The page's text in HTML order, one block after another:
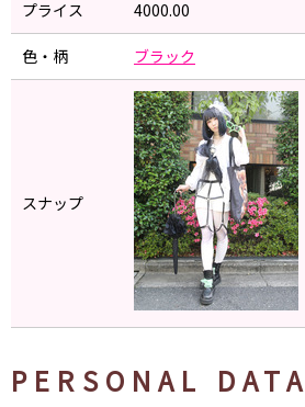
プライス 4000.00
色・柄 ブラック
スナップ
PERSONAL DATA